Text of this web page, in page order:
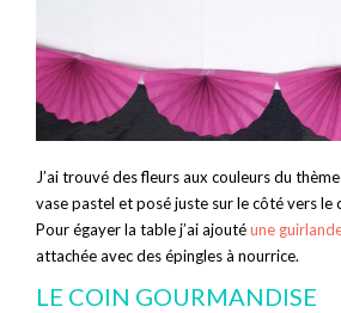
J’ai trouvé des fleurs aux couleurs du
vase pastel et posé juste sur le côté vers le
Pour égayer la table j’ai ajoutéune
attachée avec des épingles à nourrice.
LE COIN GOURMANDISE